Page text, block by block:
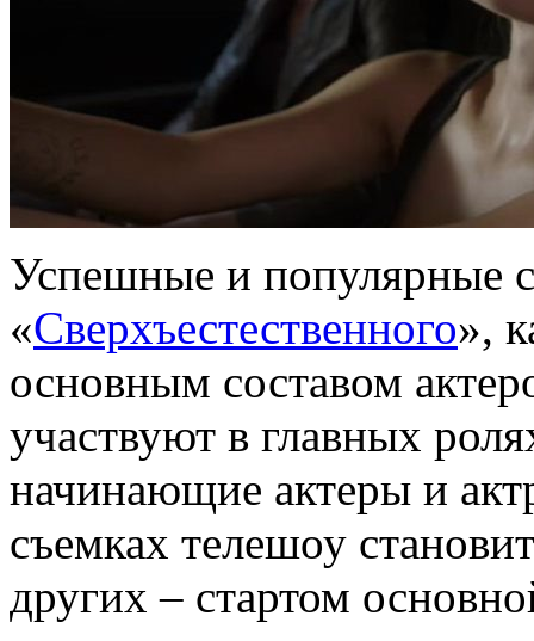
Успешные и популярные
«Сверхъестественного»,
основным составом
участвуют в главных
начинающие актеры и
съемках телешоу
других – стартом